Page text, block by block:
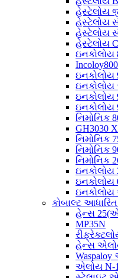
હેસ્ટેલોય
હેસ્ટેલોય
હેસ્ટેલોય
હેસ્ટેલોય
ઇનકોલોય
ઇનકોલોય
ઇનકોલોય
ઇનકોલોય
ઇનકોલોય
નિમોનિક
GH3030
નિમોનિક
નિમોનિક
નિમોનિક
ઇનકોલોય
ઇનકોલોય
ઇનકોલોય
કોબાલ્ટ
હેન્સ
MP35N
હેન્સ
એલોય N-